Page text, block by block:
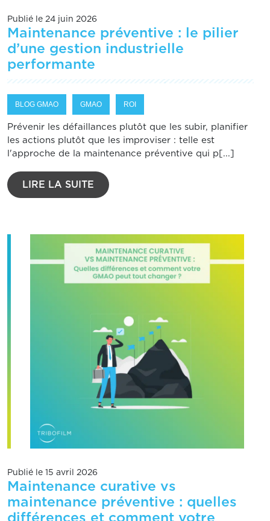
Publié le 24 juin 2026
Maintenance préventive : le pilier
d’une gestion industrielle
performante
BLOG GMAO GMAO ROI
Prévenir les défaillances plutôt que les subir, planifier
les actions plutôt que les improviser : telle est
l'approche de la maintenance préventive qui p[...]
LIRE LA SUITE
Publié le 15 avril 2026
Maintenance curative vs
maintenance préventive : quelles